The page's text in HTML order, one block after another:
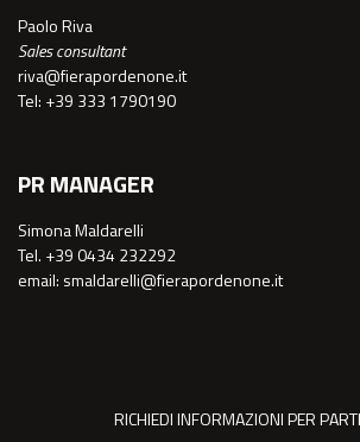
Paolo Riva
Sales consultant
riva@fierapordenone.it
Tel: +39 333 1790190
PR MANAGER
Simona Maldarelli
Tel. +39 0434 232292
email: smaldarelli@fierapordenone.it
RICHIEDI INFORMAZIONI PER